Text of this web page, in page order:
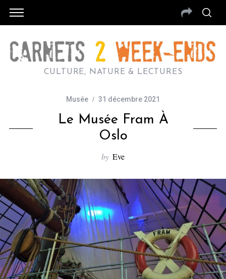
CULTURE, NATURE & LECTURES
Musée 31 décembre 2021
Le Musée Fram À
Oslo
by Eve